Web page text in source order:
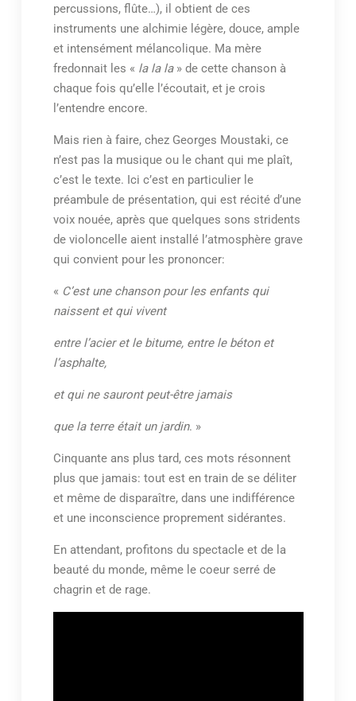
percussions, flûte…), il obtient de ces
instruments une alchimie légère, douce, ample
et intensément mélancolique. Ma mère
fredonnait les « la la la» de cette chanson à
chaque fois qu’elle l’écoutait, et je crois
l’entendre encore.
Mais rien à faire, chez Georges Moustaki, ce
n’est pas la musique ou le chant qui me plaît,
c’est le texte. Ici c’est en particulier le
préambule de présentation, qui est récité d’une
voix nouée, après que quelques sons stridents
de violoncelle aient installé l’atmosphère grave
qui convient pour les prononcer:
« C’est une chanson pour les enfants qui
naissent et qui vivent
entre l’acier et le bitume, entre le béton et
l’asphalte,
et qui ne sauront peut-être jamais
que la terre était un jardin. »
Cinquante ans plus tard, ces mots résonnent
plus que jamais: tout est en train de se déliter
et même de disparaître, dans une indifférence
et une inconscience proprement sidérantes.
En attendant, profitons du spectacle et de la
beauté du monde, même le coeur serré de
chagrin et de rage.